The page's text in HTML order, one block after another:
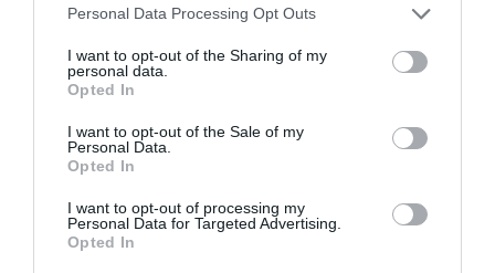
Personal Data Processing Opt Outs
I want to opt-out of the Sharing of my
personal data.
Opted In
I want to opt-out of the Sale of my
Personal Data.
Opted In
I want to opt-out of processing my
Personal Data for Targeted Advertising.
Opted In
τονώνουν τόσο τη γνωστική όσο και τη
παιχνιδιού μέσα στην οικογένεια, ενώ αποτελούν την
νούμερο ένα επιλογή για ποιοτικό χρόνο που
συνδυάζει τη διασκέδαση με την ουσιαστική εξέλιξη
των δεξιοτήτων.